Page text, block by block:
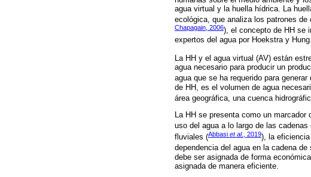
agua virtual y la huella hídrica. La
ecológica, que analiza los patrones
Chapagain, 2006), el concepto de HH se
expertos del agua por Hoekstra y Hung.
La HH y el agua virtual (AV) están
agua necesario para producir un
agua que se ha requerido para
de HH, es el volumen de agua
área geográfica, una cuenca
La HH se presenta como un
uso del agua a lo largo de las cadenas
fluviales (Abbasi et al., 2019), la
dependencia del agua en la cadena de
debe ser asignada de forma
asignada de manera eficiente.